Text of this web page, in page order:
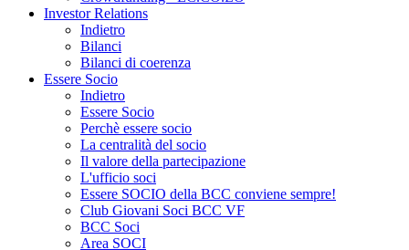
Investor Relations
Indietro
Bilanci
Bilanci di coerenza
Essere Socio
Indietro
Essere Socio
Perchè essere socio
La centralità del socio
Il valore della partecipazione
L'ufficio soci
Essere SOCIO della BCC conviene sempre!
Club Giovani Soci BCC VF
BCC Soci
Area SOCI